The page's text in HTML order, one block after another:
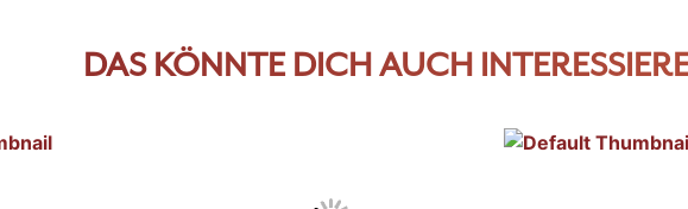
DAS KÖNNTE DICH AUCH